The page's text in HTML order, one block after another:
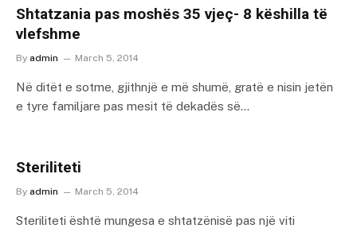
Shtatzania pas moshës 35 vjeç- 8 këshilla të
vlefshme
By admin March 5, 2014
Në ditët e sotme, gjithnjë e më shumë, gratë e nisin jetën
e tyre familjare pas mesit të dekadës së…
Steriliteti
By admin March 5, 2014
Steriliteti është mungesa e shtatzënisë pas një viti